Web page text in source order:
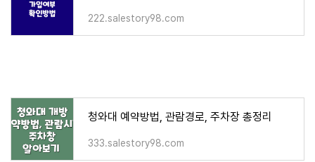
222.salestory98.com
청와대 예약방법, 관람경로, 주차장 총정리
333.salestory98.com